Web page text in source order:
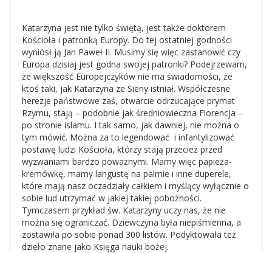
Katarzyna jest nie tylko świętą, jest także doktorem
Kościoła i patronką Europy. Do tej ostatniej godności
wyniósł ją Jan Paweł II. Musimy się więc zastanowić czy
Europa dzisiaj jest godna swojej patronki? Podejrzewam,
że większość Europejczyków nie ma świadomości, że
ktoś taki, jak Katarzyna ze Sieny istniał. Współczesne
herezje państwowe zaś, otwarcie odrzucające prymat
Rzymu, stają – podobnie jak średniowieczna Florencja –
po stronie islamu. I tak samo, jak dawniej, nie można o
tym mówić. Można za to legendować i infantylizować
postawę ludzi Kościoła, którzy stają przecież przed
wyzwaniami bardzo poważnymi. Mamy więc papieża-
kremówkę, mamy langustę na palmie i inne duperele,
które mają nasz oczadziały całkiem i myślący wyłącznie o
sobie lud utrzymać w jakiej takiej pobożności.
Tymczasem przykład św. Katarzyny uczy nas, że nie
można się ograniczać. Dziewczyna była niepiśmienna, a
zostawiła po sobie ponad 300 listów. Podyktowała też
dzieło znane jako Księga nauki bożej.